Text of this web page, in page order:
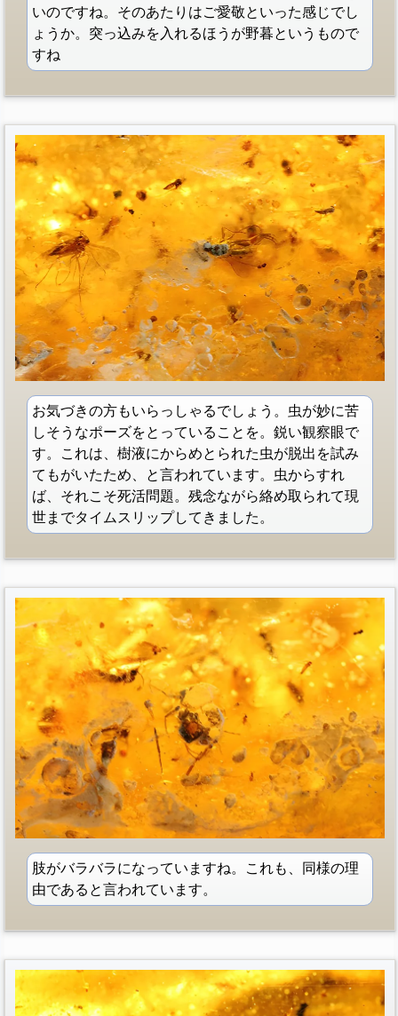
いのですね。そのあたりはご愛敬といった感じでし
ょうか。突っ込みを入れるほうが野暮というもので
すね
お気づきの方もいらっしゃるでしょう。虫が妙に苦
しそうなポーズをとっていることを。鋭い観察眼で
す。これは、樹液にからめとられた虫が脱出を試み
てもがいたため、と言われています。虫からすれ
ば、それこそ死活問題。残念ながら絡め取られて現
世までタイムスリップしてきました。
肢がバラバラになっていますね。これも、同様の理
由であると言われています。